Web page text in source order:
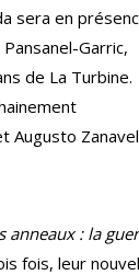
sera en
Garric,
de La Turbine.
Augusto
anneaux : la
fois, leur